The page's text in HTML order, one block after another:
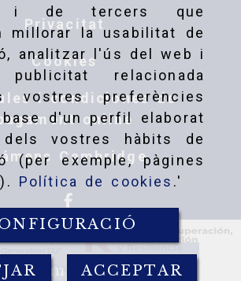
i de tercers que
millorar la usabilitat de
analitzar l'ús del web i
publicitat relacionada
vostres preferències
d'un perfil elaborat
vostres hàbits de
(per exemple, pàgines
Política de cookies .'
ACCEPTAR
Comprar
Privacitat
Cookies
i condiciones de
online
Cambridge